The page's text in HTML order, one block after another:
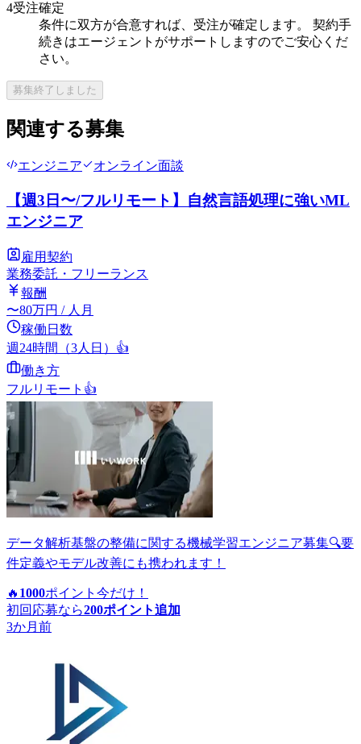
4受注確定
条件に双方が合意すれば、受注が確定します。 契約手
続きはエージェントがサポートしますのでご安心くだ
さい。
募集終了しました
関連する募集
エンジニア オンライン面談
【週3日〜/フルリモート】自然言語処理に強いML
エンジニア
雇用契約
業務委託・フリーランス
報酬
〜80万円 / 人月
稼働日数
週24時間（3人日） 👍
働き方
フルリモート 👍
データ解析基盤の整備に関する機械学習エンジニア募集🔍要
件定義やモデル改善にも携われます！
🔥 1000ポイント 今だけ！
初回応募なら200ポイント追加
3か月前